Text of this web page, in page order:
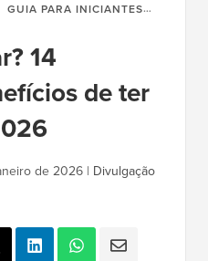
GUIA PARA INICIANTES
14
de ter
de 2026 | Divulgação